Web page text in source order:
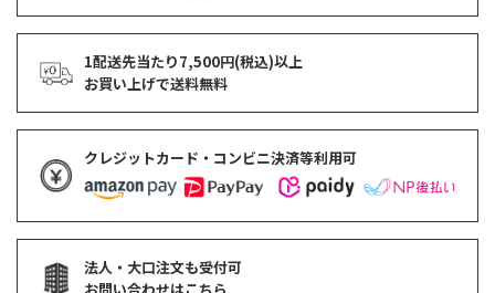
1配送先当たり7,500円(税込)以上
お買い上げで送料無料
クレジットカード・コンビニ決済等利用可
法人・大口注文も受付可